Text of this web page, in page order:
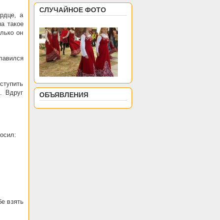
а
такое
он
Вдруг
взять
СЛУЧАЙНОЕ ФОТО
ОБЪЯВЛЕНИЯ